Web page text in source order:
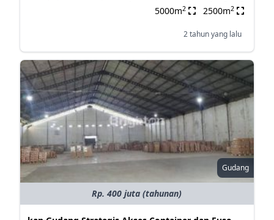
5000m2 2500m2
2 tahun yang lalu
Gudang
Rp. 400 juta (tahunan)